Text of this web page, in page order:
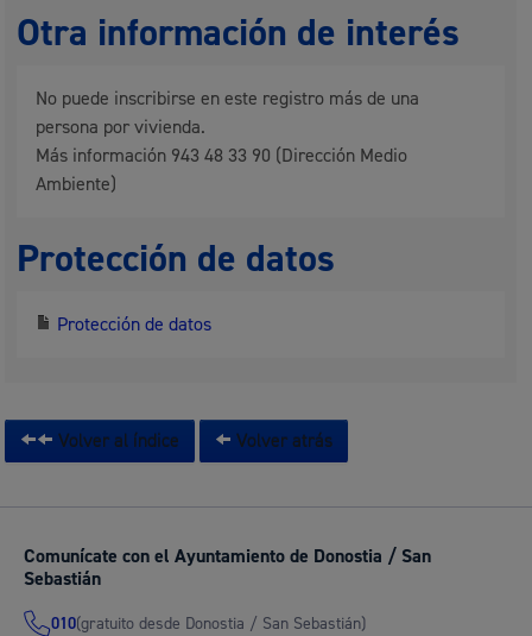
Otra información de interés
No puede inscribirse en este registro más de una
persona por vivienda.
Más información 943 48 33 90 (Dirección Medio
Ambiente)
Protección de datos
Protección de datos
Volver al índice Volver atrás
Comunícate con el Ayuntamiento de Donostia / San
Sebastián
010(gratuito desde Donostia / San Sebastián)